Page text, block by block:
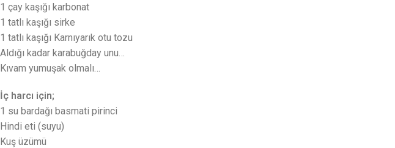
1 çay kaşığı karbonat
1 tatlı kaşığı sirke
1 tatlı kaşığı Karnıyarık otu tozu
Aldığı kadar karabuğday unu…
Kıvam yumuşak olmalı…
İç harcı için;
1 su bardağı basmati pirinci
Hindi eti (suyu)
Kuş üzümü